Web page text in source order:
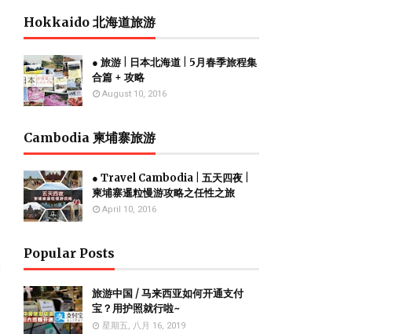
Hokkaido 北海道旅游
● 旅游 | 日本北海道 | 5月春季旅程集
合篇 + 攻略
August 10, 2016
Cambodia 柬埔寨旅游
● Travel Cambodia | 五天四夜 |
柬埔寨暹粒慢游攻略之任性之旅
April 10, 2016
Popular Posts
旅游中国 / 马来西亚如何开通支付
宝？用护照就行啦~
星期五, 八月 16, 2019